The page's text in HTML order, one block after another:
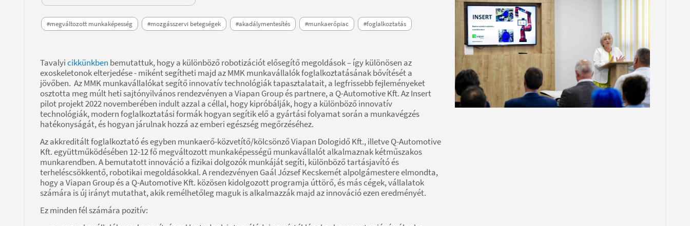
#megváltozott munkaképesség #mozgásszervi betegségek #akadálymentesítés #munkaerőpiac #foglalkoztatás
Tavalyicikkünkben bemutattuk, hogy a különböző robotizációt elősegítő megoldások – így különösen az
exoskeletonok elterjedése - miként segítheti majd az MMK munkavállalók foglalkoztatásának bővítését a
jövőben. Az MMK munkavállalókat segítő innovatív technológiák tapasztalatait, a legfrissebb fejleményeket
osztotta meg múlt heti sajtónyilvános rendezvényen a Viapan Group és partnere, a Q-Automotive Kft. Az Insert
pilot projekt 2022 novemberében indult azzal a céllal, hogy kipróbálják, hogy a különböző innovatív
technológiák, modern foglalkoztatási formák hogyan segítik elő a gyártási folyamat során a munkavégzés
hatékonyságát, és hogyan járulnak hozzá az emberi egészség megőrzéséhez.
Az akkreditált foglalkoztató és egyben munkaerő-közvetítő/kölcsönző Viapan Dologidő Kft., illetve Q-Automotive
Kft. együttműködésében 12-12 fő megváltozott munkaképességű munkavállalót alkalmaznak kétműszakos
munkarendben. A bemutatott innováció a fizikai dolgozók munkáját segíti, különböző tartásjavító és
terheléscsökkentő, robotikai megoldásokkal. A rendezvényen Gaál József Kecskemét alpolgámestere elmondta,
hogy a Viapan Group és a Q-Automotive Kft. közösen kidolgozott programja úttörő, és más cégek, vállalatok
számára is új irányt mutathat, akik remélhetőleg maguk is alkalmazzák majd az innováció ezen eredményét.
Ez minden fél számára pozitív: